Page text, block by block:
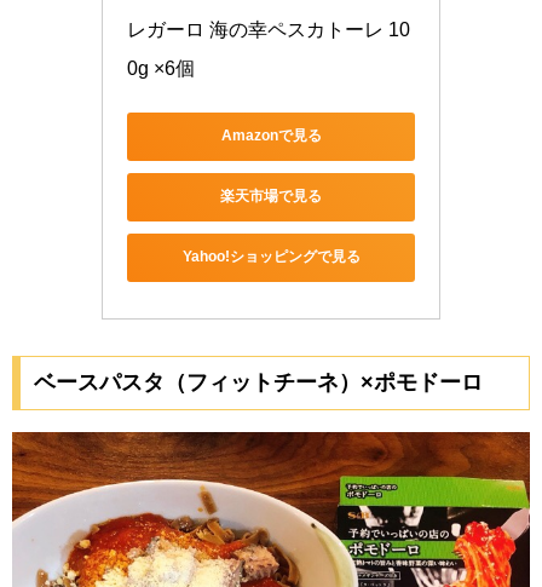
レガーロ 海の幸ペスカトーレ 10
0g ×6個
Amazonで見る
楽天市場で見る
Yahoo!ショッピングで見る
ベースパスタ（フィットチーネ）×ポモドーロ